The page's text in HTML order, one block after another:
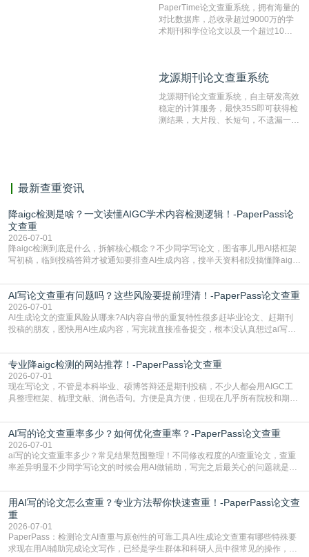
PaperTime论文查重系统，拥有海量的
对比数据库，总收录超过9000万的学
术期刊和学位论文以及一个超过10亿
对，利用指纹索引快速而精准地在云检
有相似的片段，该项技术检测速度快、
准确率高，市场反映良好。
龙源期刊论文查重系统
龙源期刊论文查重系统，自主研发高效
稳定的计算服务，最快35S即可获得检
测结果，大片段、长短句，不遗漏一处
最新查重资讯
降aigc检测是啥？一文读懂AIGC学术内容检测逻辑！-PaperPass论
文查重
2026-07-01
降aigc检测到底是什么，拆解核心概念？不少同学写论文，图省事儿用AI搭框架
写初稿，临到投稿答辩才被通知要排查AI生成内容，搜半天资料都没搞懂降aigc
怕是已经入行的科研人员，不少人也搞不清降aigc检测是啥，对相关要求摸不
准。其实，降aigc检测是伴随AIGC工具在学术领域普及诞生的新需求，核心是为
了满足现在高校、期刊对AI生
AI写论文查重有问题吗？这些风险要提前理清！-PaperPass论文查重
2026-07-01
AI生成论文的查重风险从哪来?AI内容自带的重复特性很多赶毕业论文、赶期刊
投稿的朋友，图快用AI生成内容，写完就直接准备提交，根本没认真想过ai写论
自带不可忽视的查重风险。AI训练依赖海量公开的文本数据，生成内容本质是基
于训练数据的概率拼接，不是从零开始的原创创作。生成过程中，很容易复用已
有的高频公共表述，甚至直接拼接已经公开
专业降aigc检测的网站推荐！-PaperPass论文查重
2026-07-01
现在写论文，不管是本科毕业、硕博答辩还是期刊投稿，不少人都会用AIGC工
具整理框架、梳理文献、润色语句。方便是真方便，但现在几乎所有院校和期刊
五遍还是过不了预检测的大有人在，这时候，找到靠谱的降AIGC检测率的网
站，就能少走好多弯路。PaperPass：守护学术原创性的智能伙伴AIGC生成内
容的学术合规痛点去年帮一个本科师弟改
AI写的论文查重率多少？如何优化查重率？-PaperPass论文查重
2026-07-01
ai写的论文查重率多少？常见结果范围整理！不同修改程度的AI查重论文，查重
率差异明显不少同学写论文的时候会用AI做辅助，写完之后最关心的问题就是ai
实际情况和大家想的不太一样。AI训练依赖海量公开学术文献、网络内容，生成
内容本质是按照语义概率拼接已有内容，很容易和已发布的作品撞重复，甚至会
直接引用整段已有内容，所以查重率偏高是
用AI写的论文怎么查重？专业方法帮你快速查重！-PaperPass论文查
重
2026-07-01
PaperPass：检测论文AI查重与原创性的可靠工具AI生成论文查重有哪些特殊要
求现在用AI辅助完成论文写作，已经是学生群体和科研人员中很常见的操作，不